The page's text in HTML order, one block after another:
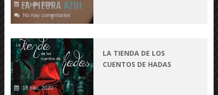
22 julio, 2020
No hay comentarios
18 julio, 2020
LA TIENDA DE LOS
CUENTOS DE HADAS